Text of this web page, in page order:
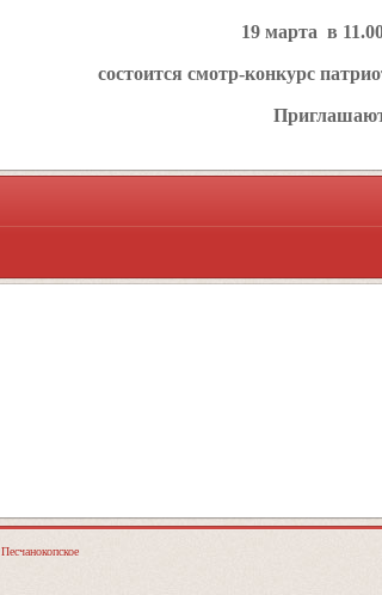
19 марта в
состоится смотр-конкурс
Песчанокопское